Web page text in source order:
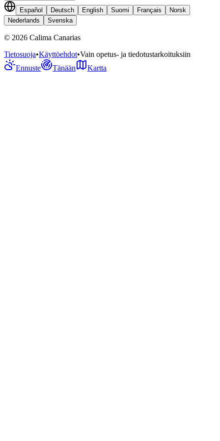
Español
Deutsch English Suomi Français
Norsk
Nederlands
Svenska
© 2026 Calima Canarias
Tietosuoja•Käyttöehdot•Vain opetus- ja tiedotustarkoituksiin
Ennuste
Tänään Kartta